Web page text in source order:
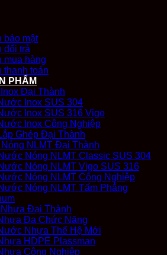
bảo mật
đổi trả
mua hàng
thanh toán
PHẨM
Đại Thành
Inox SUS 304
Inox SUS 316 Vigo
Inox Công Nghiệp
Ghép Đại Thành
NLMT Đại Thành
Nóng NLMT Classic SUS 304
Nóng NLMT Vigo SUS 316
Nóng NLMT Công Nghiệp
Nóng NLMT Tấm Phẳng
Đại Thành
Đa Chức Năng
Nhựa Thế Hệ Mới
HDPE Plassman
Công Nghiệp